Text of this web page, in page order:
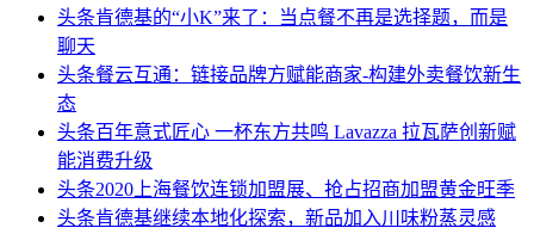
头条肯德基的“小K”来了：当点餐不再是选择题，而是
聊天
头条餐云互通：链接品牌方赋能商家-构建外卖餐饮新生
态
头条百年意式匠心 一杯东方共鸣 Lavazza 拉瓦萨创新赋
能消费升级
头条2020上海餐饮连锁加盟展、抢占招商加盟黄金旺季
头条肯德基继续本地化探索，新品加入川味粉蒸灵感